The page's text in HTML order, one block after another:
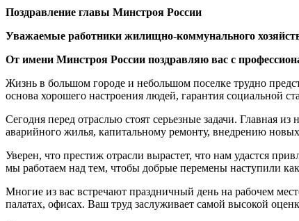
Поздравление главы Минстроя России
Уважаемые работники жилищно-коммунального
От имени Мин­строя России по­здравляю вас с
Жизнь в боль­шом городе и небольшом по­селке трудно
основа хорошего настроения людей, гарантия социальной
Сегодня перед отраслью стоят се­рьезные задачи. Главная
аварийного жилья, капитально­му ремонту, внедрению
Уверен, что престиж отрасли вырас­тет, что нам удастся
мы работаем над тем, чтобы до­брые перемены наступили
Многие из вас встречают празднич­ный день на рабочем
палатах, офисах. Ваш труд за­служивает самой высокой